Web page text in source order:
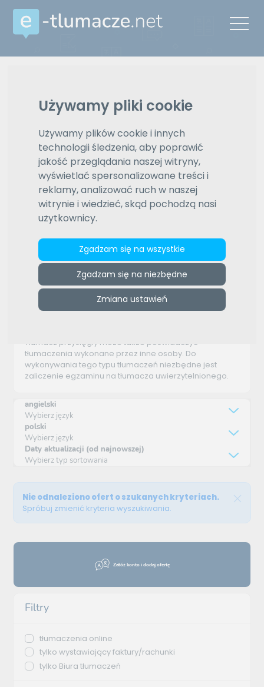
Używamy pliki cookie
Używamy plików cookie i innych
technologii śledzenia, aby poprawić
jakość przeglądania naszej witryny,
wyświetlać spersonalizowane treści i
reklamy, analizować ruch w naszej
witrynie i wiedzieć, skąd pochodzą nasi
użytkownicy.
Zgadzam się na wszystkie
Zgadzam się na niezbędne
Zmiana ustawień
e-tlumacze.net>mazowieckie>Pruszków>Tłumaczenia
angielski - polski>tłumaczenia uwierzytelnione
Oferty
e-tlumacze.net>Tłumaczenia uwierzytelnione
Załóż konto i dodaj ofertę
Filtry
tłumaczenia online
tylko wystawiający faktury/rachunki
tylko Biura tłumaczeń
Tłumaczenia uwierzytelnione
Tłumaczenia uwierzytelnione są niezbędne, gdy
musimy uwierzytelnić obcojęzyczne odpisy
Tłumacz przysięgły może także poświadczyć
tłumaczenia wykonane przez inne osoby. Do
wykonywania tego typu tłumaczeń niezbędne jest
zaliczenie egzaminu na tłumacza uwierzytelnionego.
angielski
Wybierz język
polski
Wybierz język
Daty aktualizacji (od najnowszej)
Wybierz typ sortowania
Nie odnaleziono ofert o szukanych kryteriach.
Spróbuj zmienić kryteria wyszukiwania.